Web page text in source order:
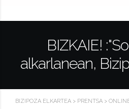
BIZKAIE!
alkarlanean,
BIZIPOZA ELKARTEA > PRENTSA >